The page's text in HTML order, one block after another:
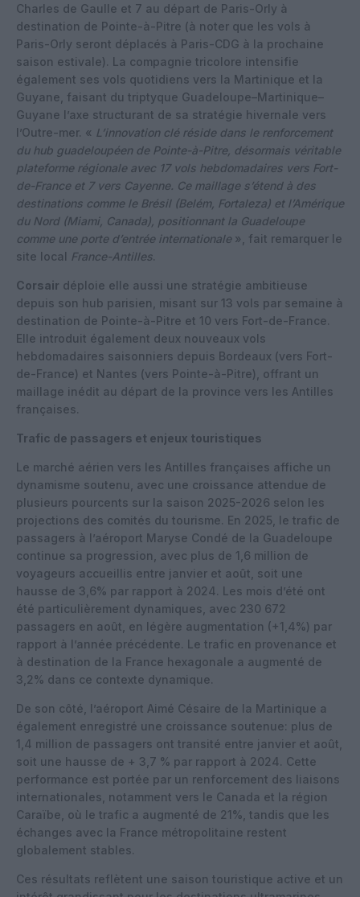
Charles de Gaulle et 7 au départ de Paris-Orly à
destination de Pointe-à-Pitre (à noter que les vols à
Paris-Orly seront déplacés à Paris-CDG à la prochaine
saison estivale). La compagnie tricolore intensifie
également ses vols quotidiens vers la Martinique et la
Guyane, faisant du triptyque Guadeloupe–Martinique–
Guyane l’axe structurant de sa stratégie hivernale vers
l’Outre-mer.​ « L’innovation clé réside dans le renforcement
du hub guadeloupéen de Pointe-à-Pitre, désormais véritable
plateforme régionale avec 17 vols hebdomadaires vers Fort-
de-France et 7 vers Cayenne. Ce maillage s’étend à des
destinations comme le Brésil (Belém, Fortaleza) et l’Amérique
du Nord (Miami, Canada), positionnant la Guadeloupe
comme une porte d’entrée internationale », fait remarquer le
site local France-Antilles.
Corsair déploie elle aussi une stratégie ambitieuse
depuis son hub parisien, misant sur 13 vols par semaine à
destination de Pointe-à-Pitre et 10 vers Fort-de-France.
Elle introduit également deux nouveaux vols
hebdomadaires saisonniers depuis Bordeaux (vers Fort-
de-France) et Nantes (vers Pointe-à-Pitre), offrant un
maillage inédit au départ de la province vers les Antilles
françaises.
Trafic de passagers et enjeux touristiques
Le marché aérien vers les Antilles françaises affiche un
dynamisme soutenu, avec une croissance attendue de
plusieurs pourcents sur la saison 2025-2026 selon les
projections des comités du tourisme. En 2025, le trafic de
passagers à l’aéroport Maryse Condé de la Guadeloupe
continue sa progression, avec plus de 1,6 million de
voyageurs accueillis entre janvier et août, soit une
hausse de 3,6% par rapport à 2024. Les mois d’été ont
été particulièrement dynamiques, avec 230 672
passagers en août, en légère augmentation (+1,4%) par
rapport à l’année précédente. Le trafic en provenance et
à destination de la France hexagonale a augmenté de
3,2% dans ce contexte dynamique.
De son côté, l’aéroport Aimé Césaire de la Martinique a
également enregistré une croissance soutenue: plus de
1,4 million de passagers ont transité entre janvier et août,
soit une hausse de + 3,7 % par rapport à 2024. Cette
performance est portée par un renforcement des liaisons
internationales, notamment vers le Canada et la région
Caraïbe, où le trafic a augmenté de 21%, tandis que les
échanges avec la France métropolitaine restent
globalement stables.
Ces résultats reflètent une saison touristique active et un